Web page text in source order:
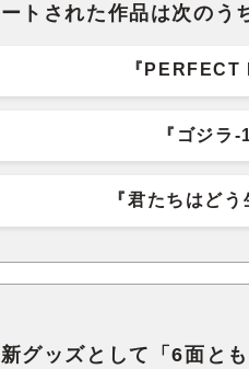
トされた作品は次のう
『PERFECT
『ゴジラ-
『君たちはどう
グッズとして「6面と